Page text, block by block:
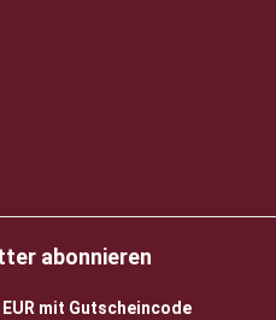
abonnieren
mit Gutscheincode